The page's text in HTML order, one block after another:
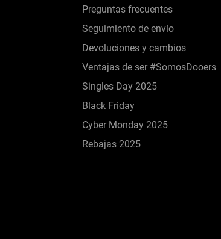
Preguntas frecuentes
Seguimiento de envío
Devoluciones y cambios
Ventajas de ser #SomosDooers
Singles Day 2025
Black Friday
Cyber Monday 2025
Rebajas 2025